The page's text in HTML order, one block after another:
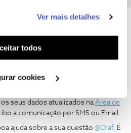
de personalização e
anúncios aos seus interesses
Pode gerir a
em "Configurar
Ver mais detalhes
todos
cookies
Forum|Forum|4 years ago
a box Android TV Nvidia Shield
seus dados atualizados na Área de
a comunicação por SMS ou Email.
ajuda sobre a sua questão @Olaf. É